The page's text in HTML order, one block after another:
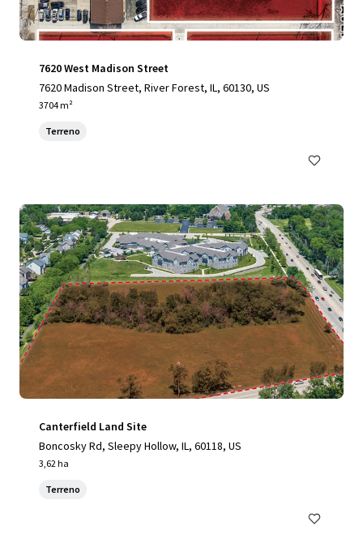
7620 West Madison Street
7620 Madison Street, River Forest, IL, 60130, US
3704 m²
Terreno
Canterfield Land Site
Boncosky Rd, Sleepy Hollow, IL, 60118, US
3,62 ha
Terreno